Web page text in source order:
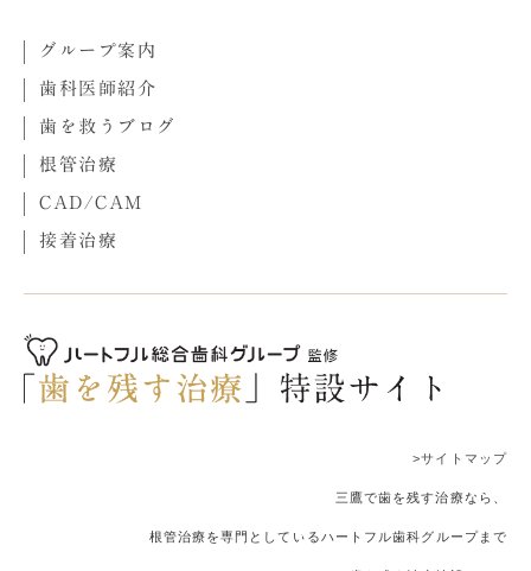
グループ案内
歯科医師紹介
歯を救うブログ
根管治療
CAD/CAM
接着治療
>サイトマップ
三鷹で歯を残す治療なら、
根管治療を専門としているハートフル歯科グループまで